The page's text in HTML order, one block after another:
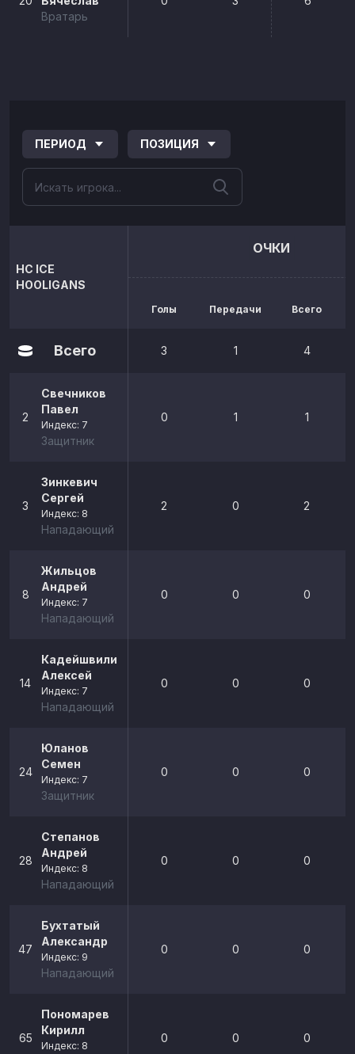
Вратарь
ПЕРИОД ПОЗИЦИЯ
HC ICE
HOOLIGANS
ОЧКИ
Голы Передачи Всего
Всего 3 1 4
2
Свечников
Павел
Индекс: 7
Защитник
0 1 1
3
Зинкевич
Сергей
Индекс: 8
Нападающий
2 0 2
8
Жильцов
Андрей
Индекс: 7
Нападающий
0 0 0
14
Кадейшвили
Алексей
Индекс: 7
Нападающий
0 0 0
24
Юланов
Семен
Индекс: 7
Защитник
0 0 0
28
Степанов
Андрей
Индекс: 8
Нападающий
0 0 0
47
Бухтатый
Александр
Индекс: 9
Нападающий
0 0 0
65
Пономарев
Кирилл
Индекс: 8
0 0 0